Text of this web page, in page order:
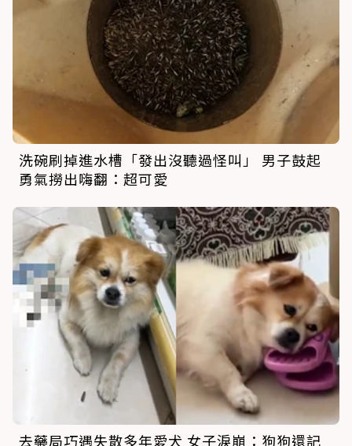
洗碗刷掉進水槽「發出沒聽過怪叫」 男子鼓起
勇氣撈出嗨翻：超可愛
去藥局巧遇失散多年愛犬 女子淚崩：狗狗還記